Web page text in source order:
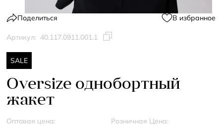
Поделиться В избранное
Артикул: 40.117.0911.001.1
SALE
Oversize однобортный
жакет
Оптовая цена:
Розничная Цена: